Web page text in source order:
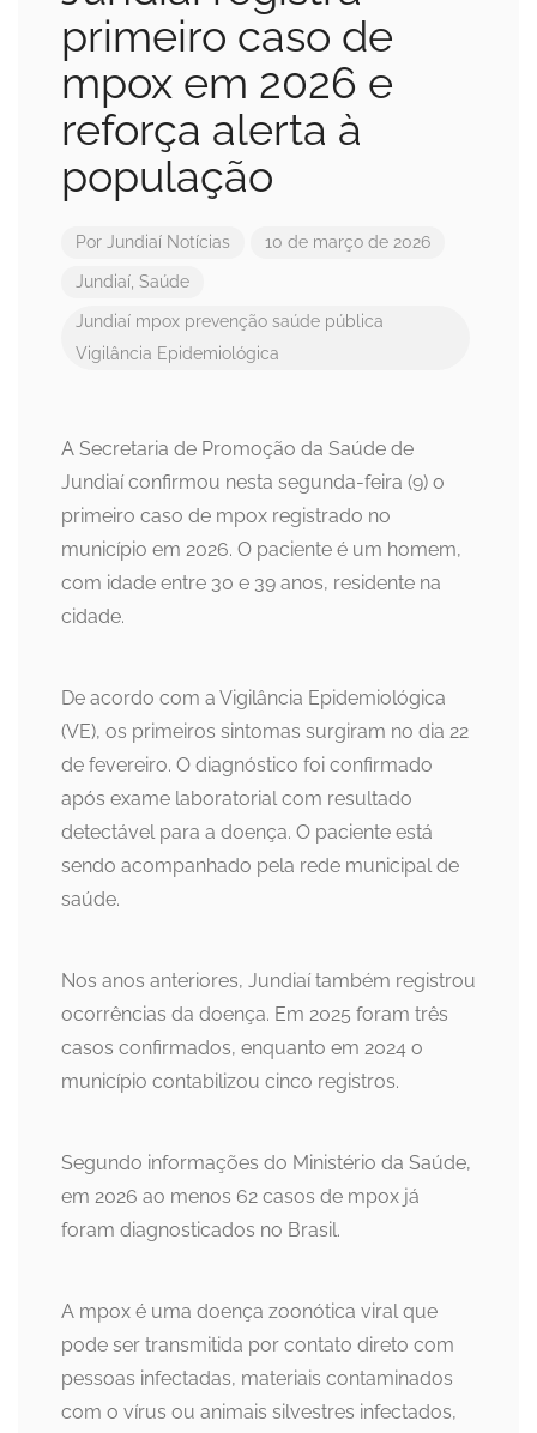
primeiro caso de
mpox em 2026 e
reforça alerta à
população
Por Jundiaí Notícias 10 de março de 2026
Jundiaí, Saúde
Jundiaí mpox prevenção saúde pública
Vigilância Epidemiológica
A Secretaria de Promoção da Saúde de
Jundiaí confirmou nesta segunda-feira (9) o
primeiro caso de mpox registrado no
município em 2026. O paciente é um homem,
com idade entre 30 e 39 anos, residente na
cidade.
De acordo com a Vigilância Epidemiológica
(VE), os primeiros sintomas surgiram no dia 22
de fevereiro. O diagnóstico foi confirmado
após exame laboratorial com resultado
detectável para a doença. O paciente está
sendo acompanhado pela rede municipal de
saúde.
Nos anos anteriores, Jundiaí também registrou
ocorrências da doença. Em 2025 foram três
casos confirmados, enquanto em 2024 o
município contabilizou cinco registros.
Segundo informações do Ministério da Saúde,
em 2026 ao menos 62 casos de mpox já
foram diagnosticados no Brasil.
A mpox é uma doença zoonótica viral que
pode ser transmitida por contato direto com
pessoas infectadas, materiais contaminados
com o vírus ou animais silvestres infectados,